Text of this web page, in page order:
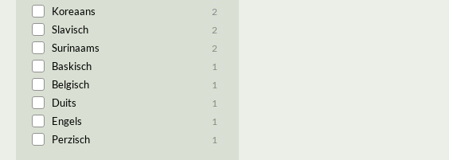
Koreaans 2
Slavisch 2
Surinaams 2
Baskisch 1
Belgisch 1
Duits 1
Engels 1
Perzisch 1